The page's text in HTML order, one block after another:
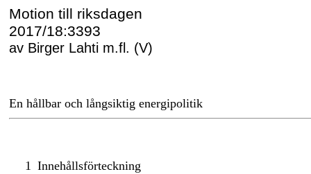
Motion till riksdagen
2017/18:3393
av Birger Lahti m.fl. (V)
En hållbar och långsiktig energipolitik
1 Innehållsförteckning